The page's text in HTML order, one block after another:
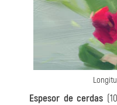
Espesor de cerdas